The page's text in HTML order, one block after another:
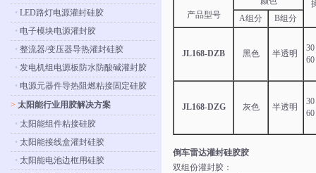
• LED路灯电源灌封硅胶
• 电子模块电源灌封胶
• 整流器/变压器导热灌封硅胶
• 发电机组电源板防水防酸碱灌封胶
• 电源元器件导热阻燃粘接固定硅胶
> 太阳能行业用胶解决方案
• 太阳能组件粘接硅胶
• 太阳能接线盒灌封硅胶
• 太阳能电池边框用硅胶
产品型号 A组分 B组分
JL168-DZB 黑色 半透明
JL168-DZG 灰色 半透明
倒车雷达灌封硅胶胶
双组份灌封胶：